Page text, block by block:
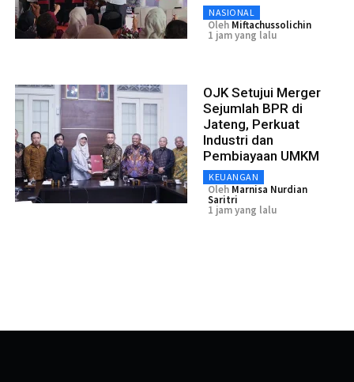
NASIONAL
Oleh Miftachussolichin
1 jam yang lalu
OJK Setujui Merger
Sejumlah BPR di
Jateng, Perkuat
Industri dan
Pembiayaan UMKM
KEUANGAN
Oleh Marnisa Nurdian
Saritri
1 jam yang lalu